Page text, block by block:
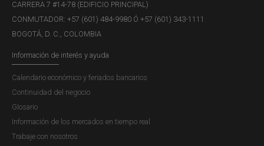
CARRERA 7 #14-78 (EDIFICIO PRINCIPAL)
CONMUTADOR: +57 (601) 484-9980 Ó +57 (601) 343-1111
BOGOTÁ, D. C., COLOMBIA
Información de interés y ayuda
Calendario económico y feriados bancarios
Continuidad del negocio
Glosario
Información de los mercados en tiempo real
Trabaje con nosotros